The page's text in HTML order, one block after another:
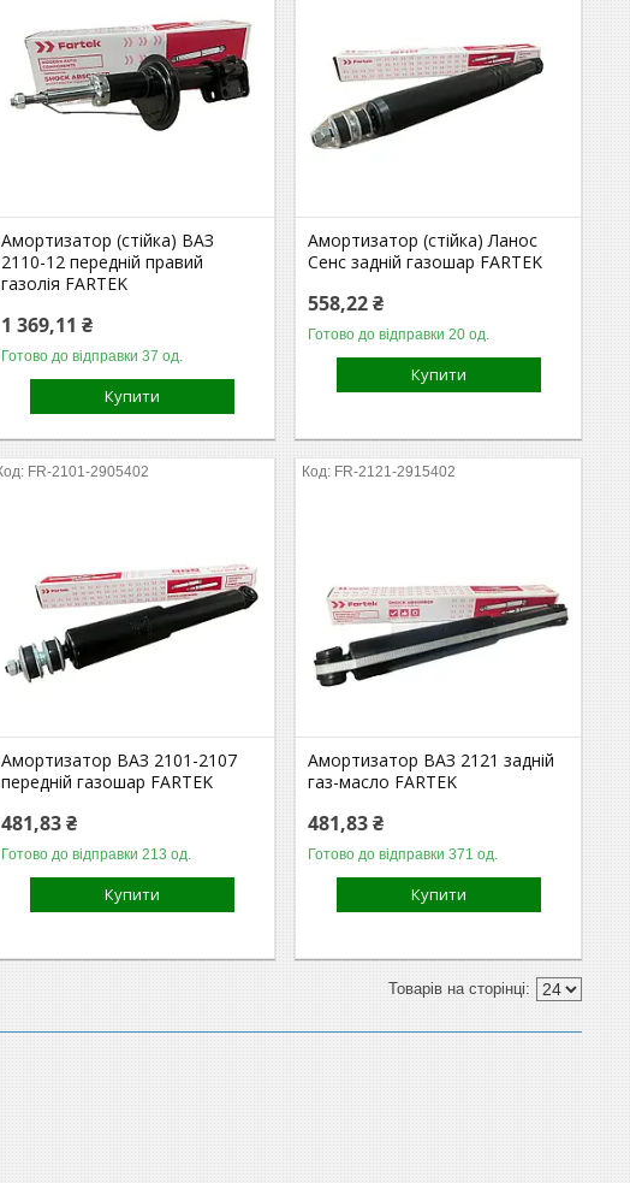
Амортизатор (стійка) ВАЗ
2110-12 передній правий
газолія FARTEK
1 369,11 ₴
Готово до відправки 37 од.
Купити
Амортизатор (стійка) Ланос
Сенс задній газошар FARTEK
558,22 ₴
Готово до відправки 20 од.
Купити
FR-2101-2905402
Амортизатор ВАЗ 2101-2107
передній газошар FARTEK
481,83 ₴
Готово до відправки 213 од.
Купити
FR-2121-2915402
Амортизатор ВАЗ 2121 задній
газ-масло FARTEK
481,83 ₴
Готово до відправки 371 од.
Купити